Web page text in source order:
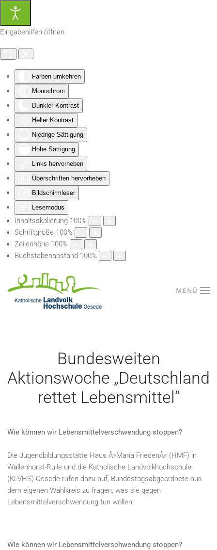
Eingabehilfen öffnen
Farben umkehren
Monochrom
Dunkler Kontrast
Heller Kontrast
Niedrige Sättigung
Hohe Sättigung
Links hervorheben
Überschriften hervorheben
Bildschirmleser
Lesemodus
Inhaltsskalierung 100%
Schriftgröße 100%
Zeilenhöhe 100%
Buchstabenabstand 100%
Zum Hauptinhalt springen
MENÜ
Bundesweiten
Aktionswoche „Deutschland
rettet Lebensmittel“
Wie können wir Lebensmittelverschwendung stoppen?
Die Jugendbildungsstätte Haus Â»Maria FriedenÂ« (HMF) in
Wallenhorst-Rulle und die Katholische Landvolkhochschule
(KLVHS) Oesede rufen dazu auf, Bundestagsabgeordnete aus
dem eigenen Wahlkreis zu fragen, was sie gegen
Lebensmittelverschwendung tun wollen.
Wie können wir Lebensmittelverschwendung stoppen?